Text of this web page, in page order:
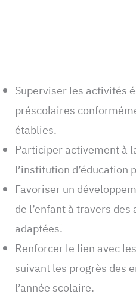
Superviser les activités
préscolaires
établies.
Participer activement à
l’institution d’éducation
Favoriser un
de l’enfant à travers des
adaptées.
Renforcer le lien avec
suivant les progrès des
l’année scolaire.